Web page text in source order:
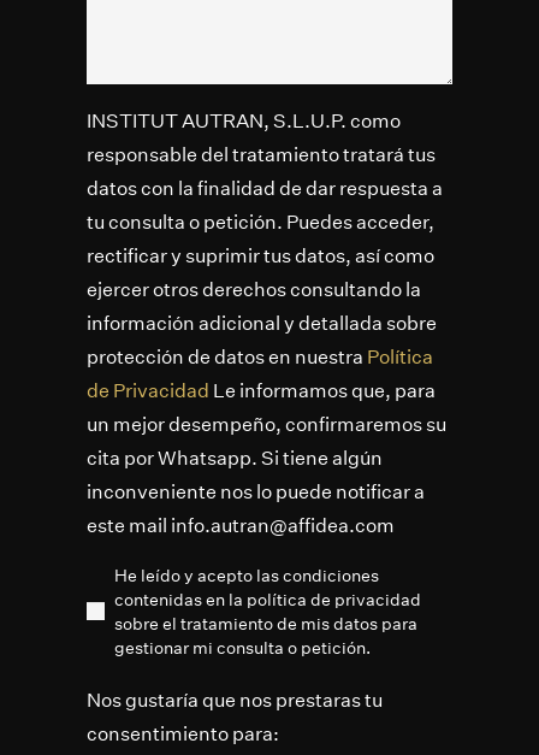
INSTITUT AUTRAN, S.L.U.P. como
responsable del tratamiento tratará tus
datos con la finalidad de dar respuesta a
tu consulta o petición. Puedes acceder,
rectificar y suprimir tus datos, así como
ejercer otros derechos consultando la
información adicional y detallada sobre
protección de datos en nuestra Política
de Privacidad Le informamos que, para
un mejor desempeño, confirmaremos su
cita por Whatsapp. Si tiene algún
inconveniente nos lo puede notificar a
este mail info.autran@affidea.com
He leído y acepto las condiciones
contenidas en la política de privacidad
sobre el tratamiento de mis datos para
gestionar mi consulta o petición.
Nos gustaría que nos prestaras tu
consentimiento para: